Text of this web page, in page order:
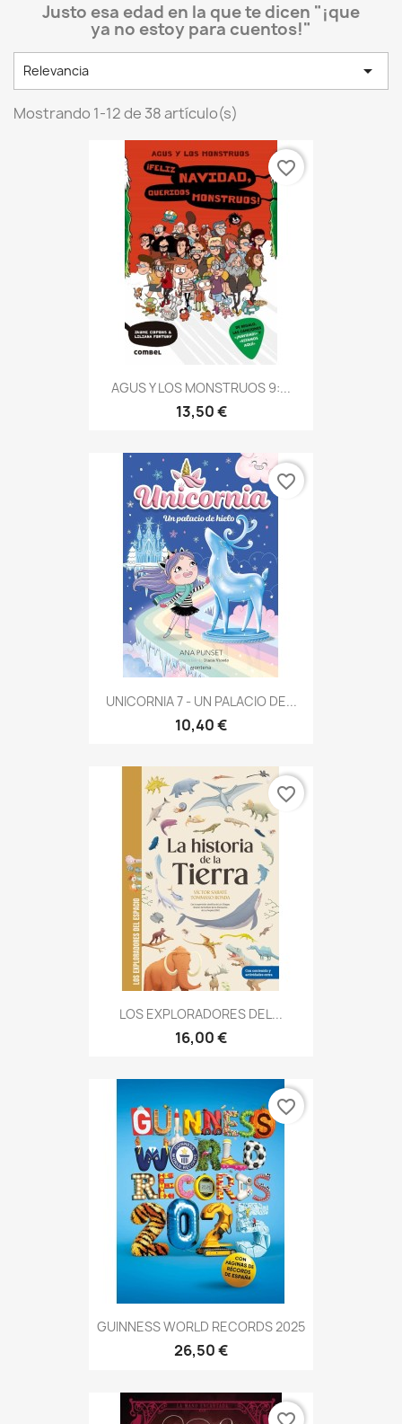
Justo esa edad en la que te dicen "¡que
ya no estoy para cuentos!"
Relevancia 
Mostrando 1-12 de 38 artículo(s)
AGUS Y LOS MONSTRUOS 9:...
13,50 €
favorite_border
UNICORNIA 7 - UN PALACIO DE...
10,40 €
favorite_border
LOS EXPLORADORES DEL...
16,00 €
favorite_border
GUINNESS WORLD RECORDS 2025
26,50 €
favorite_border